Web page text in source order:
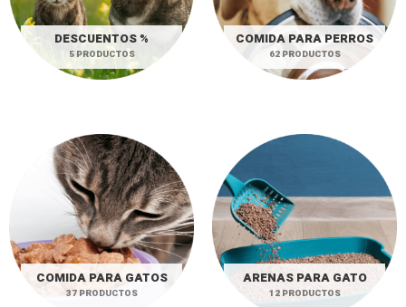
DESCUENTOS %
5 PRODUCTOS
COMIDA PARA PERROS
62 PRODUCTOS
COMIDA PARA GATOS
37 PRODUCTOS
ARENAS PARA GATO
12 PRODUCTOS